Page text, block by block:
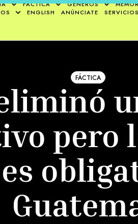
FÁCTICA GÉNEROS
ENGLISH ANÚNCIATE
FÁCTICA
pero